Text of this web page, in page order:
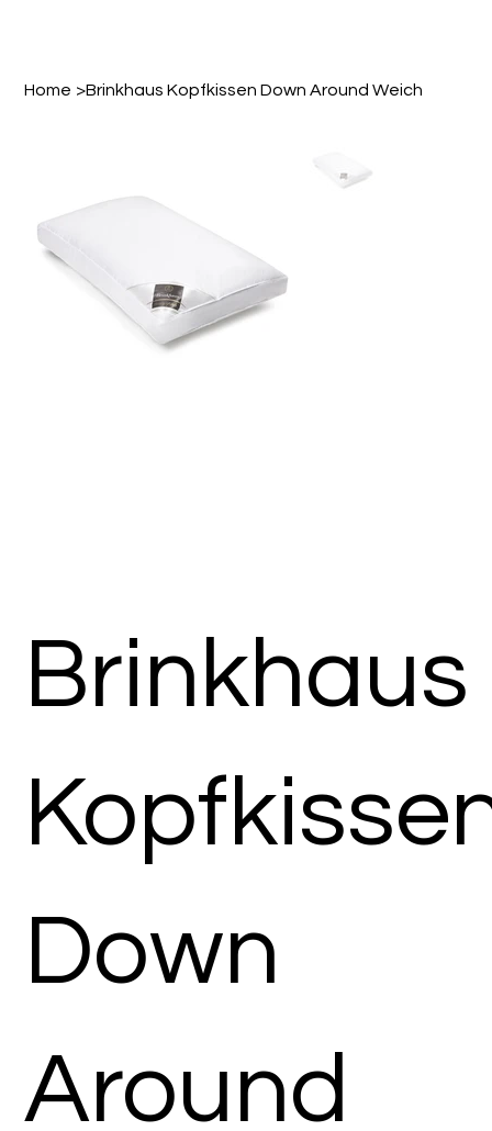
Home >Brinkhaus Kopfkissen Down Around Weich
Brinkhaus
Down
Around